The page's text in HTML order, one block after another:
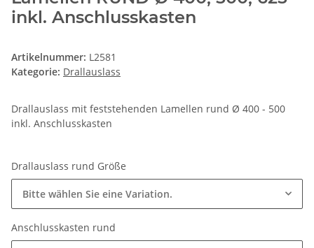
inkl. Anschlusskasten
Artikelnummer: L2581
Kategorie: Drallauslass
Drallauslass mit feststehenden Lamellen rund Ø 400 - 500
inkl. Anschlusskasten
Drallauslass rund Größe
Bitte wählen Sie eine Variation.
Anschlusskasten rund